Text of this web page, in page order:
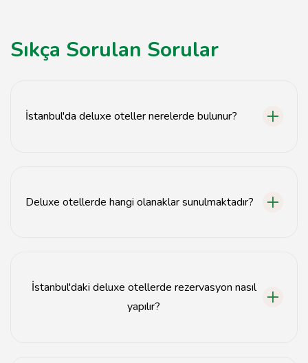
Sıkça Sorulan Sorular
İstanbul'da deluxe oteller nerelerde bulunur?
Deluxe otellerde hangi olanaklar sunulmaktadır?
İstanbul'daki deluxe otellerde rezervasyon nasıl
yapılır?